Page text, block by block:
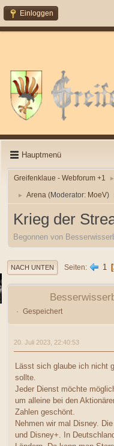
Einloggen
Hauptmenü
Greifenklaue - Webforum +1 ►
► Arena (Moderator: MoeV)
Krieg der
Begonnen von
NACH UNTEN Seiten 1
Gespeichert
20. Juli 2023, 22:40:53
Lässt sich glaube ich nicht
sollte.
Jeder Dienst möchte
um alleine bei den
Zahlen geschönt.
Nehmen wir mal Disney.
und Disney+. In